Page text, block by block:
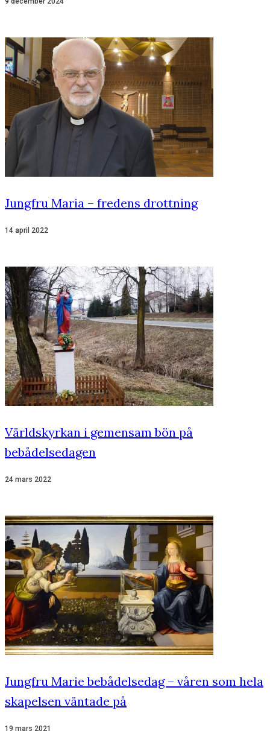
Jungfru Maria – fredens drottning
14 april 2022
Världskyrkan i gemensam bön på
bebådelsedagen
24 mars 2022
Jungfru Marie bebådelsedag – våren som hela
skapelsen väntade på
19 mars 2021